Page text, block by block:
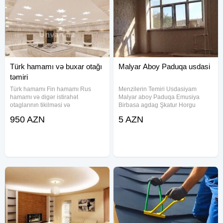
Türk hamamı və buxar otağı
təmiri
Türk hamamı Fin hamamı Rus
hamamı və digər istirahət
otaglarının tikilməsi və
950 AZN
Malyar Aboy Paduqa usdasi
Menzilerin Temiri Usdasiyam
Malyar aboy Paduqa Emusiya
Birbasa agdag Şkatur Horgu
Nemisdiye Qarsi İzalasiya
5 AZN